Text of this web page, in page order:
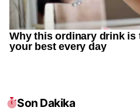
Son Dakika